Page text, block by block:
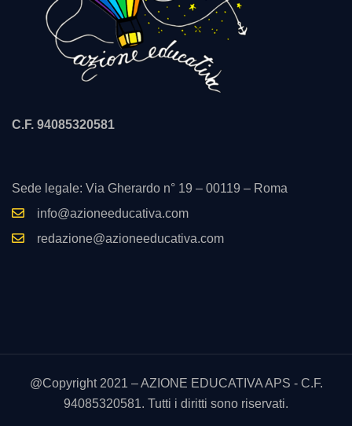
C.F. 94085320581
Sede legale: Via Gherardo n° 19 – 00119 – Roma
info@azioneeducativa.com
redazione@azioneeducativa.com
@Copyright 2021 – AZIONE EDUCATIVA APS - C.F.
94085320581. Tutti i diritti sono riservati.